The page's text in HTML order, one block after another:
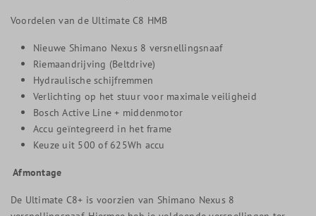
Voordelen van de Ultimate C8 HMB
Nieuwe Shimano Nexus 8 versnellingsnaaf
Riemaandrijving (Beltdrive)
Hydraulische schijfremmen
Verlichting op het stuur voor maximale veiligheid
Bosch Active Line + middenmotor
Accu geïntegreerd in het frame
Keuze uit 500 of 625Wh accu
Afmontage
De Ultimate C8+ is voorzien van Shimano Nexus 8